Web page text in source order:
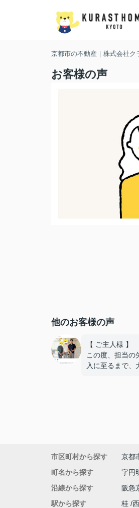
京都市の不動産｜株式会社ク
お客様の声
他のお客様の声
【 ご主人様 】
この度、担当の
入に至るまで、
【 奥様 】
この度、担当し
本当にありがと
暑い暑い最中
市区町村から探す 京都
町名から探す
字円
沿線から探す
阪急
駅から探す
桂